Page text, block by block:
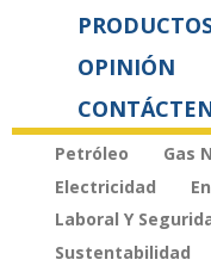
OPINIÓN
Petróleo Gas
Electricidad
Laboral Y
Sustentabilidad